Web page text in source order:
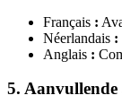
Français :
Néerlandais :
Anglais :
5. Aanvullende